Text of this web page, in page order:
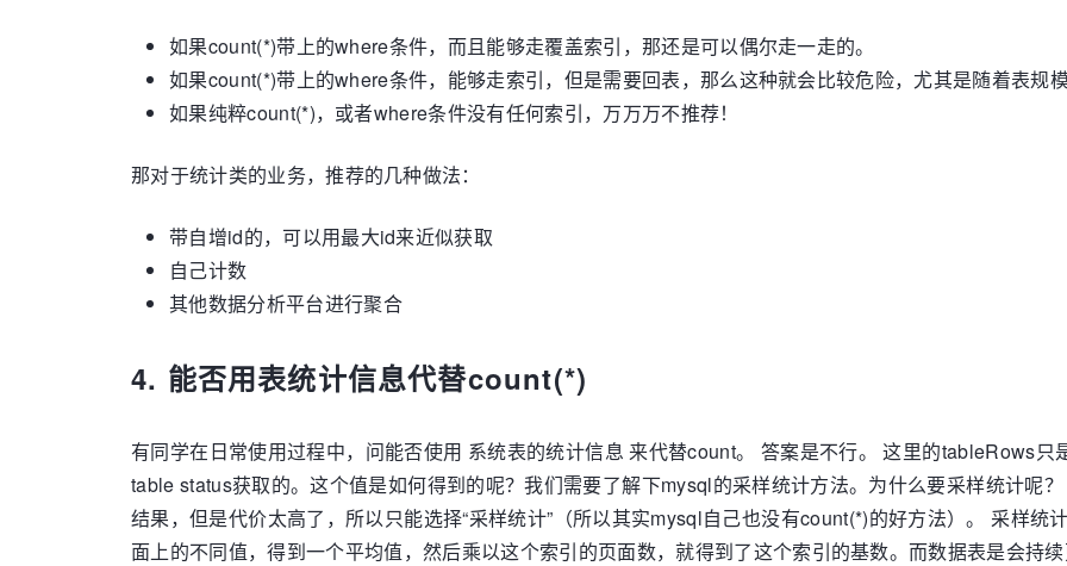
如果count(*)带上的where条件，而且能够走覆盖索引，那还是可以偶尔走一走的。
如果count(*)带上的where条件，能够走索引，但是需要回表，那么这种就会比较危险，尤其是随着表规
如果纯粹count(*)，或者where条件没有任何索引，万万万不推荐！
那对于统计类的业务，推荐的几种做法：
带自增id的，可以用最大id来近似获取
自己计数
其他数据分析平台进行聚合
4. 能否用表统计信息代替count(*)
有同学在日常使用过程中，问能否使用 系统表的统计信息 来代替count。 答案是不行。 这里的tableRows
table status获取的。这个值是如何得到的呢？我们需要了解下mysql的采样统计方法。为什么要采样统计呢
结果，但是代价太高了，所以只能选择“采样统计”（所以其实mysql自己也没有count(*)的好方法）。 采样
面上的不同值，得到一个平均值，然后乘以这个索引的页面数，就得到了这个索引的基数。而数据表是会持